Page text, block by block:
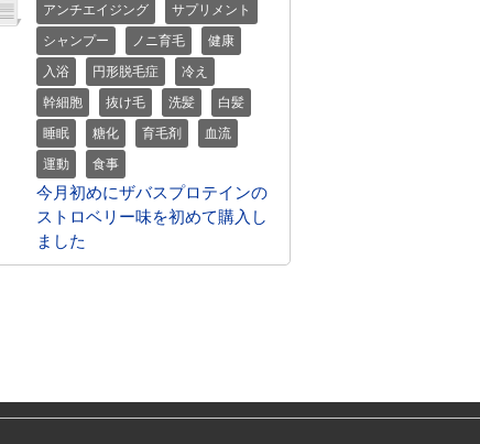
アンチエイジング
サプリメント
シャンプー
ノニ育毛
健康
入浴
円形脱毛症
冷え
幹細胞
抜け毛 洗髪
白髪
睡眠
糖化 育毛剤
血流
運動
食事
今月初めにザバスプロテインの
ストロベリー味を初めて購入し
ました